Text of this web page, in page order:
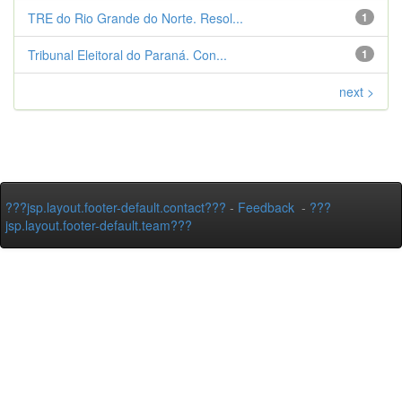
1
TRE do Rio Grande do Norte. Resol...
1
Tribunal Eleitoral do Paraná. Con...
next >
???jsp.layout.footer-default.contact??? - Feedback - ???
jsp.layout.footer-default.team???